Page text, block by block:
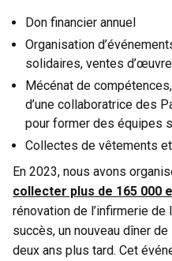
Don financier annuel
Organisation
solidaires, ventes
Mécénat de
d’une collaboratrice des
pour former des équipes
Collectes de vêtements
En 2023, nous avons
collecter plus de 165 000
rénovation de l’infirmerie de
succès, un nouveau dîner
deux ans plus tard. Cet